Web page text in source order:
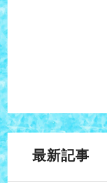
最新記事